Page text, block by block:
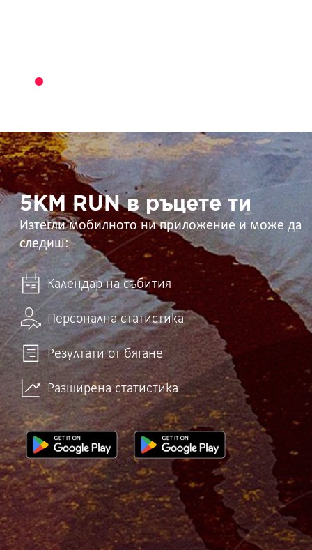
5KM
RUN
в
ръцете
ти 5KM RUN в ръцете ти
Изтегли мобилното ни приложение и може да
следиш:
Календар на събития
Персонална статистика
Резултати от бягане
Разширена статистика